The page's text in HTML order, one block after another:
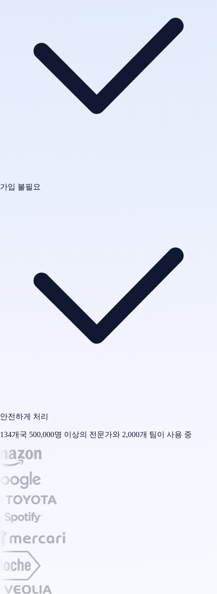
가입 불필요
안전하게 처리
134개국 500,000명 이상의 전문가와 2,000개 팀이 사용 중